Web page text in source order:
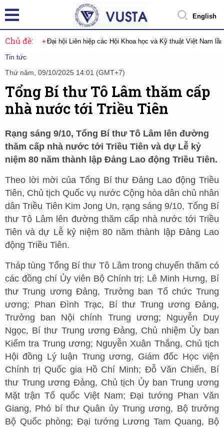
English
Chủ đề: Đại hội Liên hiệp các Hội Khoa học và Kỹ thuật Việt Nam
Tin tức
Thứ năm, 09/10/2025 14:01 (GMT+7)
Tổng Bí thư Tô Lâm thăm cấp
nhà nước tới Triều Tiên
Rạng sáng 9/10, Tổng Bí thư Tô Lâm lên đường
thăm cấp nhà nước tới Triều Tiên và dự Lễ kỷ
niệm 80 năm thành lập Đảng Lao động Triều Tiên.
Theo lời mời của Tổng Bí thư Đảng Lao động Triều
Tiên, Chủ tịch Quốc vụ nước Cộng hòa dân chủ nhân
dân Triều Tiên Kim Jong Un, rạng sáng 9/10, Tổng Bí
thư Tô Lâm lên đường thăm cấp nhà nước tới Triều
Tiên và dự Lễ kỷ niệm 80 năm thành lập Đảng Lao
động Triều Tiên.
Tháp tùng Tổng Bí thư Tô Lâm trong chuyến thăm có
các đồng chí Ủy viên Bộ Chính trị: Lê Minh Hưng, Bí
thư Trung ương Đảng, Trưởng ban Tổ chức Trung
ương; Phan Đình Trạc, Bí thư Trung ương Đảng,
Trưởng ban Nội chính Trung ương; Nguyễn Duy
Ngọc, Bí thư Trung ương Đảng, Chủ nhiệm Ủy ban
Kiểm tra Trung ương; Nguyễn Xuân Thắng, Chủ tịch
Hội đồng Lý luận Trung ương, Giám đốc Học viện
Chính trị Quốc gia Hồ Chí Minh; Đỗ Văn Chiến, Bí
thư Trung ương Đảng, Chủ tịch Ủy ban Trung ương
Mặt trận Tổ quốc Việt Nam; Đại tướng Phan Văn
Giang, Phó bí thư Quân ủy Trung ương, Bộ trưởng
Bộ Quốc phòng; Đại tướng Lương Tam Quang, Bộ